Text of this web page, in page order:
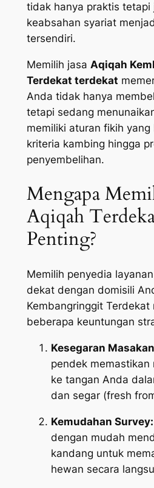
tidak hanya praktis tetapi
keabsahan syariat
tersendiri.
Memilih jasa Aqiqah
Terdekat terdekat
Anda tidak hanya
tetapi sedang
memiliki aturan fikih
kriteria kambing hingga
penyembelihan.
Mengapa
Aqiqah
Penting?
Memilih penyedia
dekat dengan domisili
Kembangringgit Terdekat
beberapa keuntungan
Kesegaran
pendek memastikan
ke tangan Anda
dan segar (fresh
Kemudahan Survey:
dengan mudah
kandang untuk
hewan secara